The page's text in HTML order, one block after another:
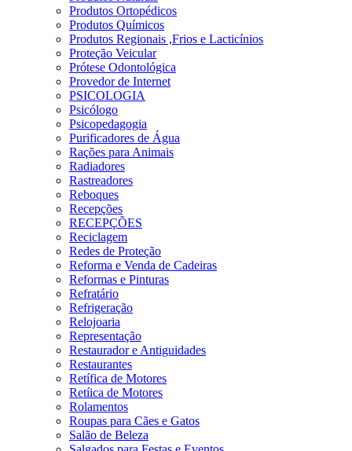
Produtos Ortopédicos
Produtos Químicos
Produtos Regionais ,Frios e Lacticínios
Proteção Veicular
Prótese Odontológica
Provedor de Internet
PSICOLOGIA
Psicólogo
Psicopedagogia
Purificadores de Água
Rações para Animais
Radiadores
Rastreadores
Reboques
Recepções
RECEPÇÕES
Reciclagem
Redes de Proteção
Reforma e Venda de Cadeiras
Reformas e Pinturas
Refratário
Refrigeração
Relojoaria
Representação
Restaurador e Antiguidades
Restaurantes
Retífica de Motores
Retíica de Motores
Rolamentos
Roupas para Cães e Gatos
Salão de Beleza